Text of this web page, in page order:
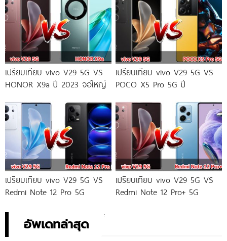
เปรียบเทียบ vivo V29 5G VS
HONOR X9a ปี 2023 จอใหญ่
เปรียบเทียบ vivo V29 5G VS
POCO X5 Pro 5G ปี
เปรียบเทียบ vivo V29 5G VS
Redmi Note 12 Pro 5G
เปรียบเทียบ vivo V29 5G VS
Redmi Note 12 Pro+ 5G
อัพเดทล่าสุด